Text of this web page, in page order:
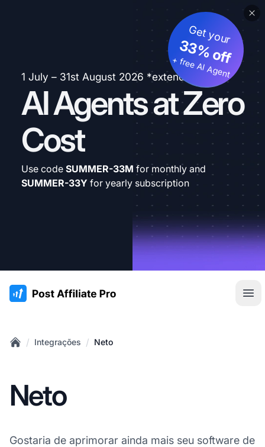
1 July – 31st August 2026 *extended
AI Agents at Zero
Cost
Get your
33% off
+ free AI Agent
Use code SUMMER-33M for monthly and
SUMMER-33Y for yearly subscription
:site.title
/ Integrações / Neto
Neto
Gostaria de aprimorar ainda mais seu software de